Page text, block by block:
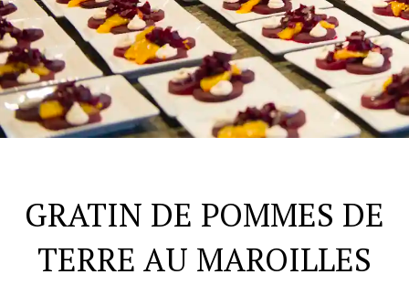
GRATIN DE POMMES DE
TERRE AU MAROILLES